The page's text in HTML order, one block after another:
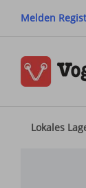
Melden
Lokales